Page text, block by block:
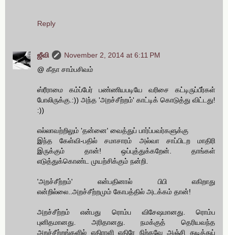
Reply
ஜீவி
November 2, 2014 at 6:11 PM
@ கீதா சாம்பசிவம்
ஸ்ரீராமை கம்ப்பேர் பண்ணியபடியே வரிசை கட்டிருப்பீர்கள்
போலிருக்கு.:)) அந்த 'அறச்சீற்றம்' காட்டிக் கொடுத்து விட்டது!
:))
எல்லாவற்றிலும் 'தன்னை' வைத்துப் பார்ப்பவர்களுக்கு
இந்த கேள்வி-பதில் சமாசாரம் அல்வா சாப்பிடற மாதிரி
இருக்கும் தான்! ஒப்புத்துக்கறேன். தாங்கள்
எடுத்துக்கொண்ட முயற்சிக்கும் நன்றி.
'அறச்சீற்றம்' என்பதினால் பிபி எகிறாது
என்றில்லை..அறச்சீற்றமும் கோபத்தில் அடக்கம் தான்!
அறச்சீற்றம் என்பது ரொம்ப விசேஷமானது. ரொம்ப
புனிதமானது. அரிதானது. நமக்குத் தெரியவந்த
அறச்சீற்றங்களில் எதிராளி எதிரே நிற்கவே அஞ்சி துடித்துப்